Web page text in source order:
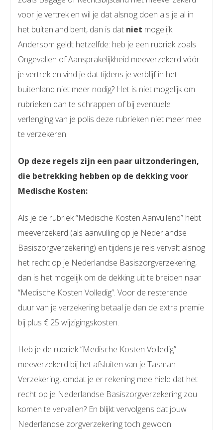
voor je vertrek en wil je dat alsnog doen als je al in
het buitenland bent, dan is dat niet mogelijk.
Andersom geldt hetzelfde: heb je een rubriek zoals
Ongevallen of Aansprakelijkheid meeverzekerd vóór
je vertrek en vind je dat tijdens je verblijf in het
buitenland niet meer nodig? Het is niet mogelijk om
rubrieken dan te schrappen of bij eventuele
verlenging van je polis deze rubrieken niet meer mee
te verzekeren.
Op deze regels zijn een paar uitzonderingen,
die betrekking hebben op de dekking voor
Medische Kosten:
Als je de rubriek “Medische Kosten Aanvullend” hebt
meeverzekerd (als aanvulling op je Nederlandse
Basiszorgverzekering) en tijdens je reis vervalt alsnog
het recht op je Nederlandse Basiszorgverzekering,
dan is het mogelijk om de dekking uit te breiden naar
“Medische Kosten Volledig”. Voor de resterende
duur van je verzekering betaal je dan de extra premie
bij plus € 25 wijzigingskosten.
Heb je de rubriek “Medische Kosten Volledig”
meeverzekerd bij het afsluiten van je Tasman
Verzekering, omdat je er rekening mee hield dat het
recht op je Nederlandse Basiszorgverzekering zou
komen te vervallen? En blijkt vervolgens dat jouw
Nederlandse zorgverzekering toch gewoon